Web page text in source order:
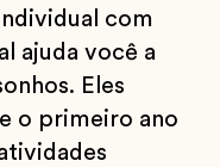
com
ajuda você a
Eles
o primeiro ano